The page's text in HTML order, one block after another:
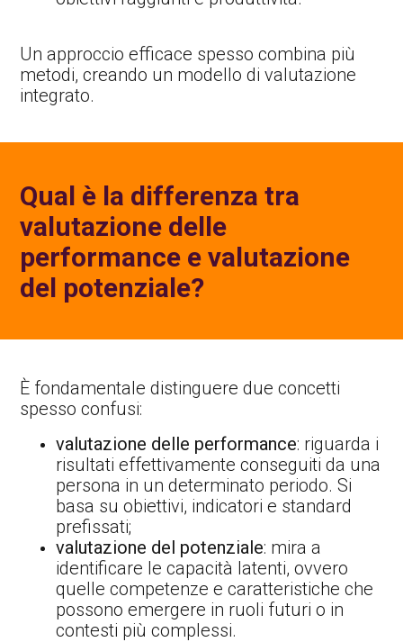
Un approccio efficace spesso combina più
metodi, creando un modello di valutazione
integrato.
Qual è la differenza tra
valutazione delle
performance e valutazione
del potenziale?
È fondamentale distinguere due concetti
spesso confusi:
valutazione delle performance: riguarda i
risultati effettivamente conseguiti da una
persona in un determinato periodo. Si
basa su obiettivi, indicatori e standard
prefissati;
valutazione del potenziale: mira a
identificare le capacità latenti, ovvero
quelle competenze e caratteristiche che
possono emergere in ruoli futuri o in
contesti più complessi.